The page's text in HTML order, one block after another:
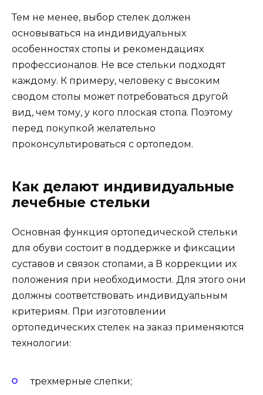
Тем не менее, выбор стелек должен
основываться на индивидуальных
особенностях стопы и рекомендациях
профессионалов. Не все стельки подходят
каждому. К примеру, человеку с высоким
сводом стопы может потребоваться другой
вид, чем тому, у кого плоская стопа. Поэтому
перед покупкой желательно
проконсультироваться с ортопедом.
Как делают индивидуальные
лечебные стельки
Основная функция ортопедической стельки
для обуви состоит в поддержке и фиксации
суставов и связок стопами, а В коррекции их
положения при необходимости. Для этого они
должны соответствовать индивидуальным
критериям. При изготовлении
ортопедических стелек на заказ применяются
технологии:
трехмерные слепки;